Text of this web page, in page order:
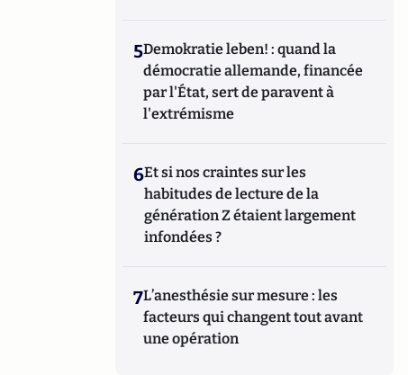
5Demokratie leben! : quand la
démocratie allemande, financée
par l'État, sert de paravent à
l'extrémisme
6Et si nos craintes sur les
habitudes de lecture de la
génération Z étaient largement
infondées ?
7L’anesthésie sur mesure : les
facteurs qui changent tout avant
une opération